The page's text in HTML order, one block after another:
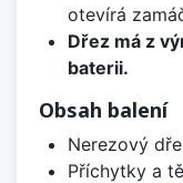
otevírá
Dřez má z
baterii.
Obsah balení
Nerezový
Příchytky a